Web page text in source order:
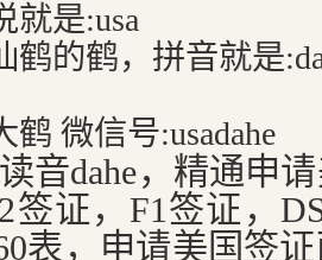
就是:usa
鹤的鹤，拼音就是
微信号:usadahe
音dahe，精通申
签证，F1签证，
表，申请美国签